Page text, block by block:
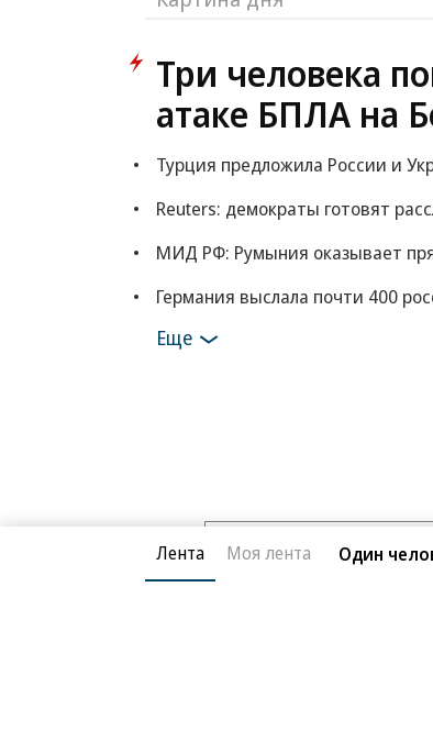
Три человека
атаке БПЛА на
Турция предложила России и
Reuters: демократы готовят
МИД РФ: Румыния оказывает
Германия выслала почти 400
Еще
Лента Моя лента Один